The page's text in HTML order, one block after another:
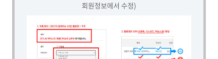
회원정보에서 수정)